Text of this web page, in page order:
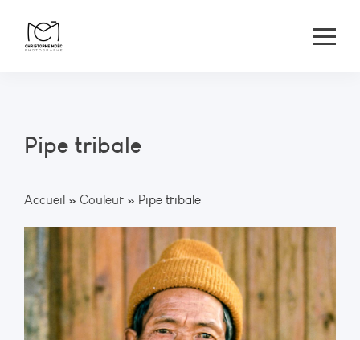
Pipe tribale
Accueil » Couleur » Pipe tribale